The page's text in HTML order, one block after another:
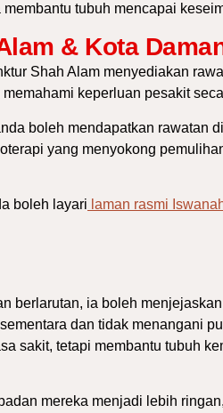
tubuh mencapai
& Kota
Shah Alam menyediakan
keperluan pesakit
boleh mendapatkan rawatan di
yang menyokong
boleh layari laman rasmi
berlarutan, ia boleh
dan tidak menangani
sakit, tetapi membantu tubuh
mereka menjadi lebih